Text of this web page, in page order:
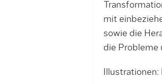
mit
sowie die
die Probleme
Illustrationen: